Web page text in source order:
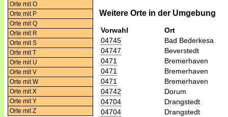
Orte mit O
Orte mit P
Orte mit Q
Orte mit R
Orte mit S
Orte mit T
Orte mit U
Orte mit V
Orte mit W
Orte mit X
Orte mit Y
Orte mit Z
Weitere Orte in der Umgebung
Vorwahl
Ort
04745
Bad Bederkesa
04747
Beverstedt
0471
Bremerhaven
0471
Bremerhaven
0471
Bremerhaven
04742
Dorum
04704
Drangstedt
04704
Drangstedt